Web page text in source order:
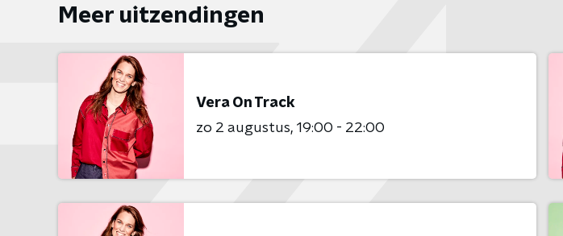
Meer uitzendingen
Vera On Track
zo 2 augustus 19:00 - 22:00